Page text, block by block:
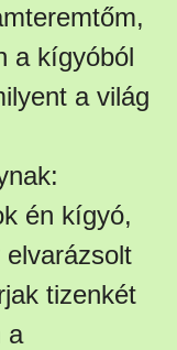
a kígyóból
a világ
én kígyó,
tizenkét
a